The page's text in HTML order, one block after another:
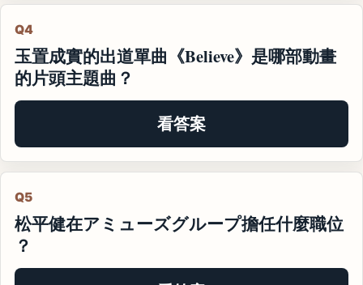
Q4
玉置成實的出道單曲《Believe》是哪部動畫
的片頭主題曲？
看答案
Q5
松平健在アミューズグループ擔任什麼職位
？